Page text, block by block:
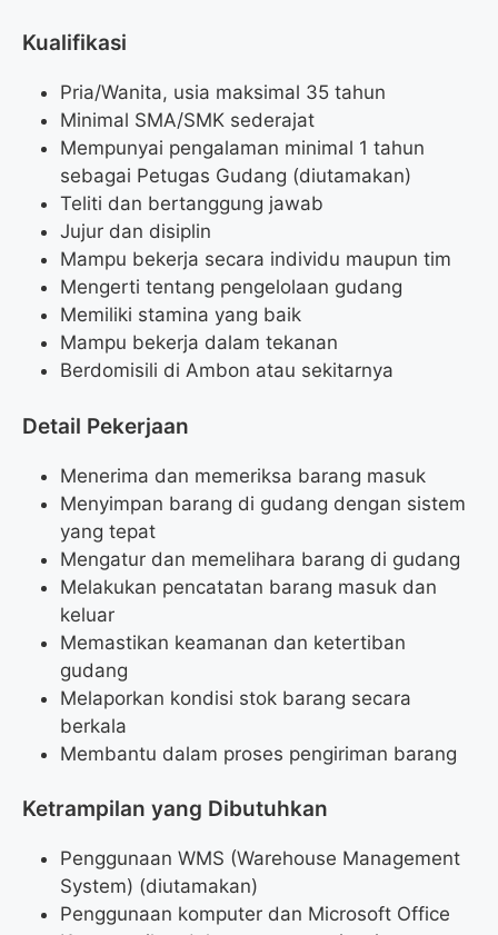
Kualifikasi
Pria/Wanita, usia maksimal 35 tahun
Minimal SMA/SMK sederajat
Mempunyai pengalaman minimal 1 tahun
sebagai Petugas Gudang (diutamakan)
Teliti dan bertanggung jawab
Jujur dan disiplin
Mampu bekerja secara individu maupun tim
Mengerti tentang pengelolaan gudang
Memiliki stamina yang baik
Mampu bekerja dalam tekanan
Berdomisili di Ambon atau sekitarnya
Detail Pekerjaan
Menerima dan memeriksa barang masuk
Menyimpan barang di gudang dengan sistem
yang tepat
Mengatur dan memelihara barang di gudang
Melakukan pencatatan barang masuk dan
keluar
Memastikan keamanan dan ketertiban
gudang
Melaporkan kondisi stok barang secara
berkala
Membantu dalam proses pengiriman barang
Ketrampilan yang Dibutuhkan
Penggunaan WMS (Warehouse Management
System) (diutamakan)
Penggunaan komputer dan Microsoft Office